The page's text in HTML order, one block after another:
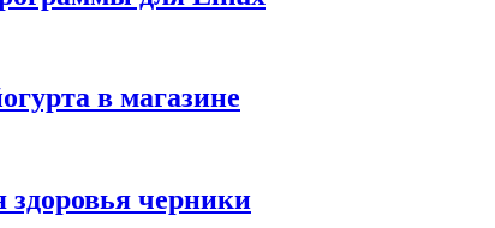
в магазине
здоровья черники